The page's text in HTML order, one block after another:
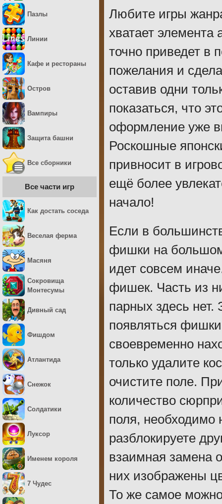
Любите игры
хватает элемента
точно приведет в
пожелания и
оставив одни
показаться, что
оформление уже
Роскошные
привносит в
ещё более
начало!
Если в
фишки на
идет совсем
фишек. Часть из
парных здесь нет.
появляться
своевременно
только удалите
очистите поле.
количество
поля, необходимо
разблокируете
взаимная замена
них изображены
То же самое
Пазлы
Линии
Кафе и рестораны
Остров
Вампиры
Защита башни
Все сборники
Все части игр
Как достать соседа
Веселая ферма
Масяня
Сокровища
Монтесумы
Дивный сад
Фишдом
Атлантида
Снежок
Солдатики
Луксор
Именем короля
7 Чудес